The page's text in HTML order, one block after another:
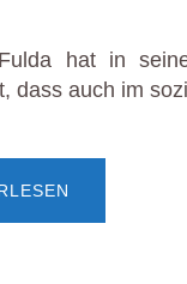
hat in
dass auch im
IM